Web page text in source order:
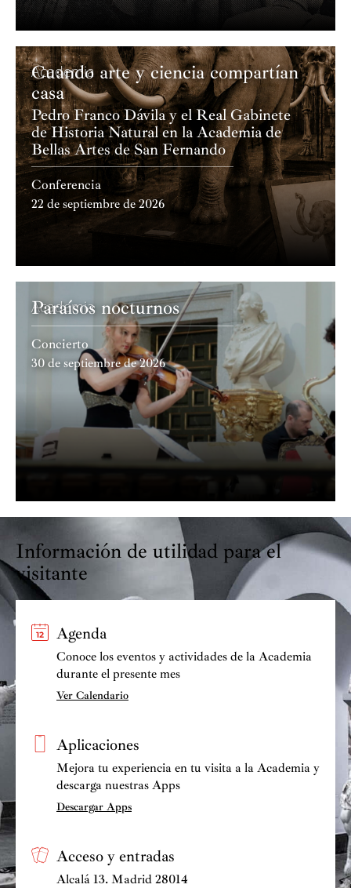
Academia
Cuando arte y ciencia compartían
casa
Pedro Franco Dávila y el Real Gabinete
de Historia Natural en la Academia de
Bellas Artes de San Fernando
Conferencia
22 de septiembre de 2026
Academia
Paraísos nocturnos
Concierto
30 de septiembre de 2026
Información de utilidad para el
visitante
Agenda
Conoce los eventos y actividades de la Academia
durante el presente mes
Ver Calendario
Aplicaciones
Mejora tu experiencia en tu visita a la Academia y
descarga nuestras Apps
Descargar Apps
Acceso y entradas
Alcalá 13. Madrid 28014